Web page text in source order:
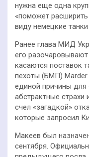
нужна еще одна
«поможет
виду немецкие танки
Ранее глава МИД
его
касаются поставок
пехоты (БМП)
единой причины для
абстрактные страхи
счел «загадкой»
которые запросил
Макеев был
сентября.